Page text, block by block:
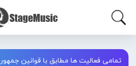
تمامی فعالیت ها مطابق با قوانین